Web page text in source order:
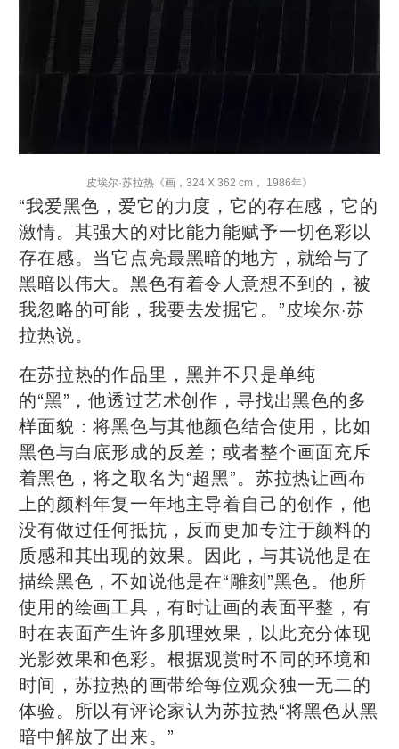
皮埃尔·苏拉热 《画，324 X 362 cm， 1986年》
“我爱黑色，爱它的力度，它的存在感，它的
激情。其强大的对比能力能赋予一切色彩以
存在感。当它点亮最黑暗的地方，就给与了
黑暗以伟大。黑色有着令人意想不到的，被
我忽略的可能，我要去发掘它。”皮埃尔·苏
拉热说。
在苏拉热的作品里，黑并不只是单纯
的“黑”，他透过艺术创作，寻找出黑色的多
样面貌：将黑色与其他颜色结合使用，比如
黑色与白底形成的反差；或者整个画面充斥
着黑色，将之取名为“超黑”。苏拉热让画布
上的颜料年复一年地主导着自己的创作，他
没有做过任何抵抗，反而更加专注于颜料的
质感和其出现的效果。因此，与其说他是在
描绘黑色，不如说他是在“雕刻”黑色。他所
使用的绘画工具，有时让画的表面平整，有
时在表面产生许多肌理效果，以此充分体现
光影效果和色彩。根据观赏时不同的环境和
时间，苏拉热的画带给每位观众独一无二的
体验。所以有评论家认为苏拉热“将黑色从黑
暗中解放了出来。”